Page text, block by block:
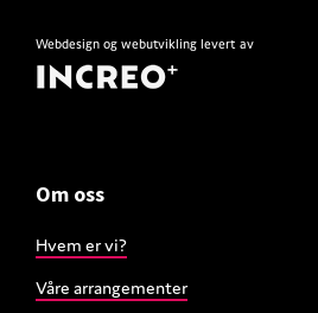
Webdesign og webutvikling levert av
Om oss
Hvem er vi?
Våre arrangementer